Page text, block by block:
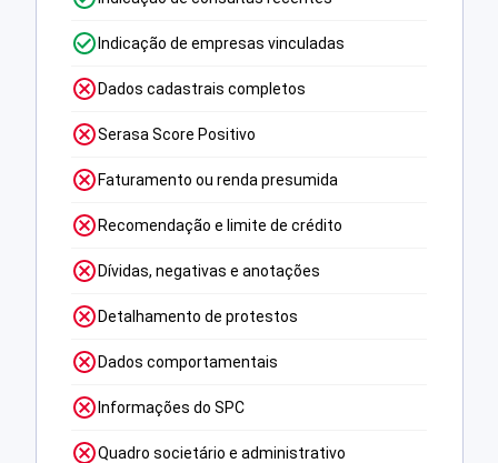
Indicação de empresas vinculadas
Dados cadastrais completos
Serasa Score Positivo
Faturamento ou renda presumida
Recomendação e limite de crédito
Dívidas, negativas e anotações
Detalhamento de protestos
Dados comportamentais
Informações do SPC
Quadro societário e administrativo